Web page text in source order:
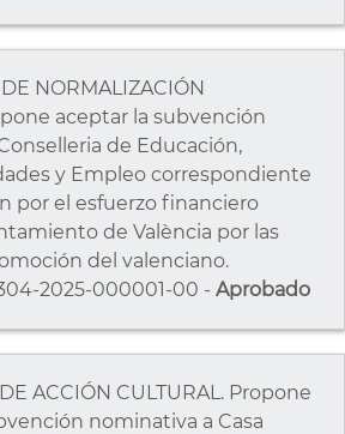
NORMALIZACIÓN
aceptar la subvención
de Educación,
y Empleo correspondiente
por el esfuerzo financiero
de València por las
del valenciano.
2025-000001-00 - Aprobado
ACCIÓN CULTURAL. Propone
nominativa a Casa